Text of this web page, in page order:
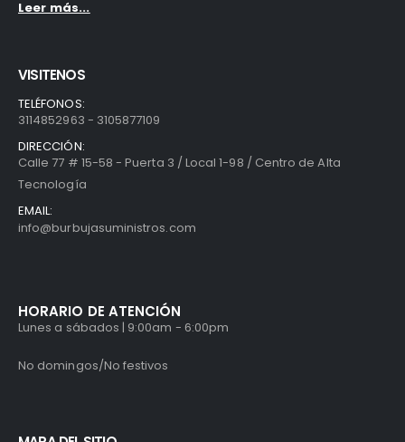
Leer más...
VISITENOS
TELÉFONOS:
3114852963 - 3105877109
DIRECCIÓN:
Calle 77 # 15-58 - Puerta 3 / Local 1-98 / Centro de Alta
Tecnología
EMAIL:
info@burbujasuministros.com
HORARIO DE ATENCIÓN
Lunes a sábados | 9:00am - 6:00pm
No domingos/No festivos